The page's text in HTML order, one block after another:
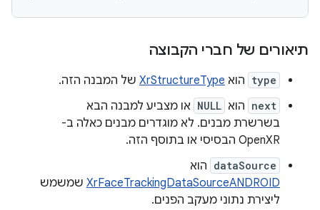
תיאורים של חברי הקבוצה
type הוא XrStructureType של המבנה הזה.
next הוא NULL או מצביע למבנה הבא
בשרשרת מבנים. לא מוגדרים מבנים כאלה ב-
OpenXR הבסיסי או בתוסף הזה.
dataSource הוא
XrFaceTrackingDataSourceANDROID שמשמש
ליצירת נתוני מעקב הפנים.